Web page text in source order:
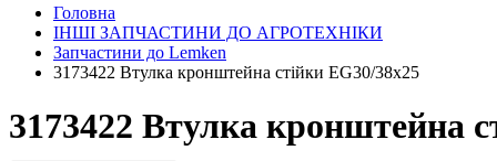
Головна
ІНШІ ЗАПЧАСТИНИ ДО АГРОТЕХНІКИ
Запчастини до Lemken
3173422 Втулка кронштейна стійки EG30/38x25
3173422 Втулка кронштейна